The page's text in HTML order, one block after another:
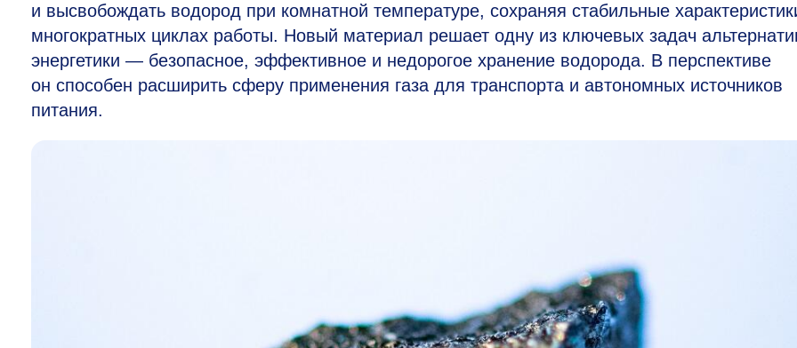
и высвобождать водород при комнатной температуре, сохраняя стабильные
многократных циклах работы. Новый материал решает одну из ключевых задач
энергетики — безопасное, эффективное и недорогое хранение водорода. В перспективе
он способен расширить сферу применения газа для транспорта и автономных источников
питания.